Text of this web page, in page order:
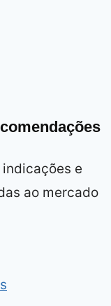
e
ao mercado